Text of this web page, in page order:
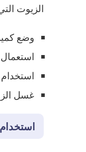
الزيوت
وضع كمية
غسل